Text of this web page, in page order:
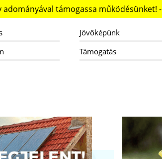
adományával támogassa működésünket! -
Jövőképünk
Támogatás